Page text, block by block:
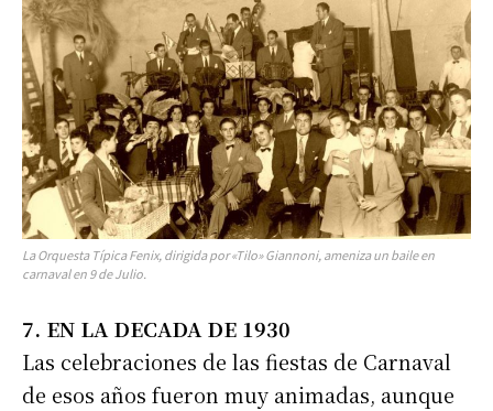
La Orquesta Típica Fenix, dirigida por «Tilo» Giannoni, ameniza un baile en
carnaval en 9 de Julio.
7. EN LA DECADA DE 1930
Las celebraciones de las fiestas de Carnaval
de esos años fueron muy animadas, aunque